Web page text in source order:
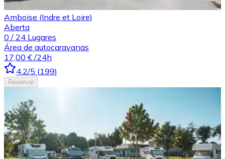
Amboise (Indre et Loire)
Aberta
0 / 24 Lugares
Área de autocaravanas
17,00 € /24h
4.2/5 (199)
Reservar